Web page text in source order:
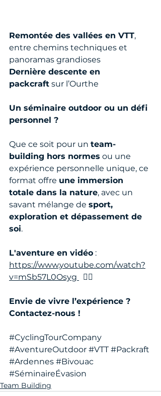
Remontée des vallées en VTT,
entre chemins techniques et
panoramas grandioses
Dernière descente en
packcraft sur l’Ourthe
Un séminaire outdoor ou un défi
personnel ?
Que ce soit pour un team-
building hors normes ou une
expérience personnelle unique, ce
format offre une immersion
totale dans la nature, avec un
savant mélange de sport,
exploration et dépassement de
soi.
L'aventure en vidéo :
https://www.youtube.com/watch?
v=mSb57L0Osyg
  👈🏼
Envie de vivre l’expérience ?
Contactez-nous !
#CyclingTourCompany
#AventureOutdoor #VTT #Packraft
#Ardennes #Bivouac
#SéminaireÉvasion
Team Building